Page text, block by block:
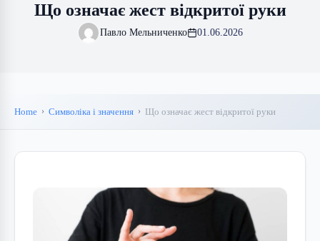
Що означає жест відкритої руки
Павло Мельниченко 01.06.2026
Home Символіка і значення Що означає жест відкритої руки